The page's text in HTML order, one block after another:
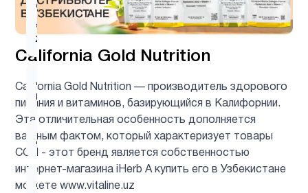
California Gold Nutrition
California Gold Nutrition — производитель здорового
питания и витаминов, базирующийся в Калифорнии.
Эта отличительная особенность дополняется
важным фактом, который характеризует товары
CGN - этот бренд является собственностью
интернет-магазина iHerb А купить его в Узбекистане
можете www.vitaline.uz
омега 3
, Рыбий
жир
2
Детские
2
Детям 9
Для
1